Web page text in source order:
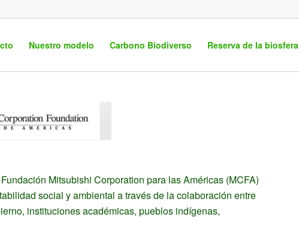
Nuestro modelo Carbono Biodiverso Reserva de la biosfera
Mitsubishi Corporation para las Américas (MCFA)
social y ambiental a través de la colaboración entre
instituciones académicas, pueblos indígenas,